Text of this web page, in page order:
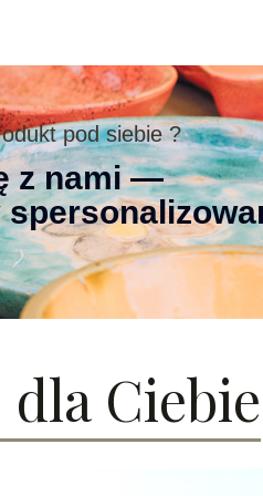
pod siebie ?
z nami —
dla Ciebie